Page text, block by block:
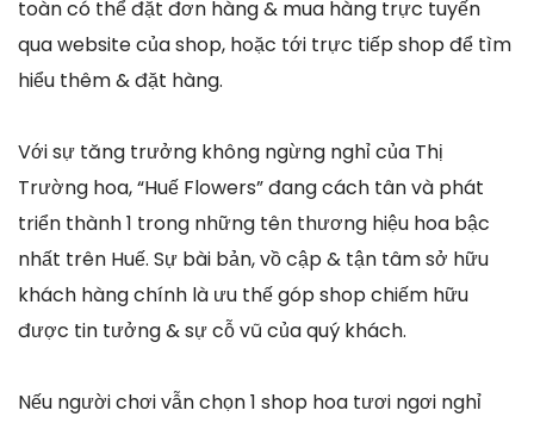
toàn có thể đặt đơn hàng & mua hàng trực tuyến
qua website của shop, hoặc tới trực tiếp shop để tìm
hiểu thêm & đặt hàng.
Với sự tăng trưởng không ngừng nghỉ của Thị
Trường hoa, “Huế Flowers” đang cách tân và phát
triển thành 1 trong những tên thương hiệu hoa bậc
nhất trên Huế. Sự bài bản, vồ cập & tận tâm sở hữu
khách hàng chính là ưu thế góp shop chiếm hữu
được tin tưởng & sự cỗ vũ của quý khách.
Nếu người chơi vẫn chọn 1 shop hoa tươi ngơi nghỉ